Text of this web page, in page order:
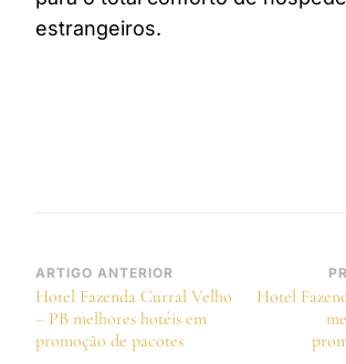
estrangeiros.
Navegação
de
post
ARTIGO ANTERIOR
Hotel Fazenda Curral Velho
– PB melhores hotéis em
promoção de pacotes
Hotel